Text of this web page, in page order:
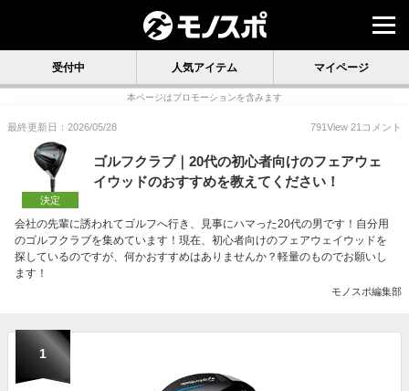
受付中 人気アイテム マイページ
本ページはプロモーションを含みます
最終更新日：2026/05/28 791View 21 コメント
決定
ゴルフクラブ｜20代の初心者向けのフェアウェ
イウッドのおすすめを教えてください！
会社の先輩に誘われてゴルフへ行き、見事にハマった20代の男です！自分用
のゴルフクラブを集めています！現在、初心者向けのフェアウェイウッドを
探しているのですが、何かおすすめはありませんか？軽量のものでお願いし
ます！
モノスポ編集部
1